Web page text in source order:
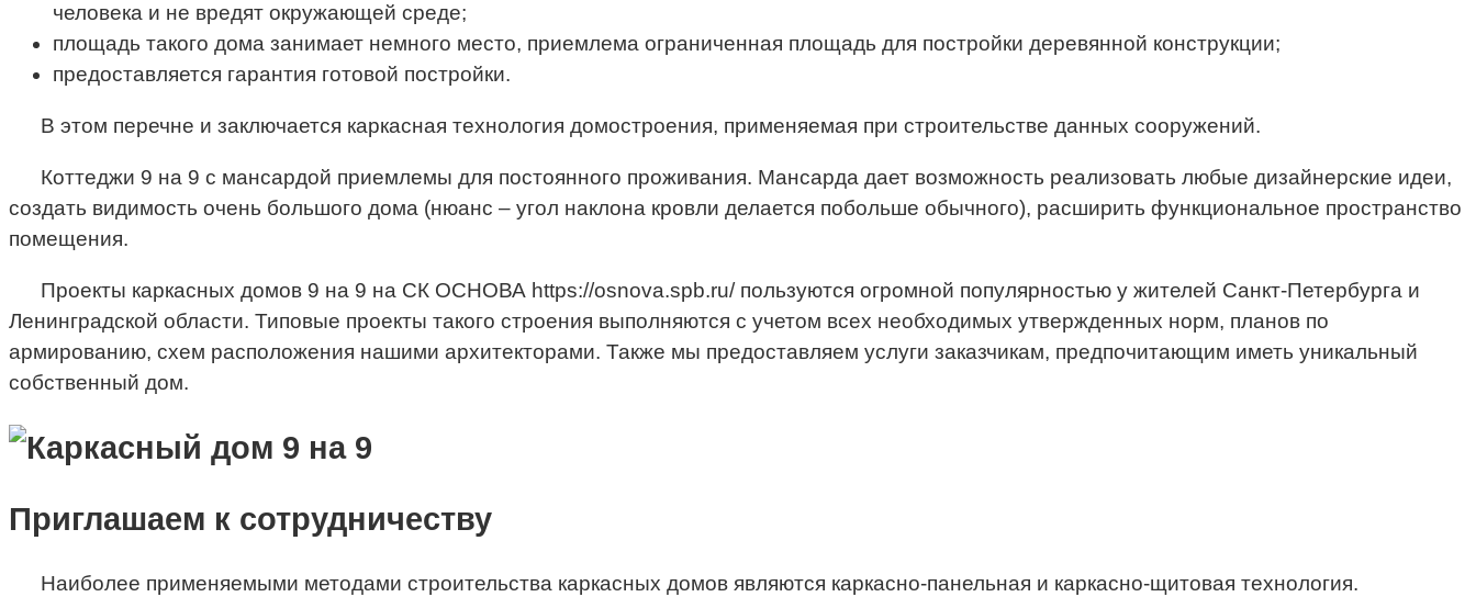
человека и не вредят окружающей среде;
площадь такого дома занимает немного место, приемлема ограниченная площадь для постройки деревянной конструкции;
предоставляется гарантия готовой постройки.
В этом перечне и заключается каркасная технология домостроения, применяемая при строительстве данных сооружений.
Коттеджи 9 на 9 с мансардой приемлемы для постоянного проживания. Мансарда дает возможность реализовать любые дизайнерские идеи,
создать видимость очень большого дома (нюанс – угол наклона кровли делается побольше обычного), расширить функциональное пространство
помещения.
Проекты каркасных домов 9 на 9 на СК ОСНОВА https://osnova.spb.ru/ пользуются огромной популярностью у жителей Санкт-Петербурга и
Ленинградской области. Типовые проекты такого строения выполняются с учетом всех необходимых утвержденных норм, планов по
армированию, схем расположения нашими архитекторами. Также мы предоставляем услуги заказчикам, предпочитающим иметь уникальный
собственный дом.
Приглашаем к сотрудничеству
Наиболее применяемыми методами строительства каркасных домов являются каркасно-панельная и каркасно-щитовая технология.